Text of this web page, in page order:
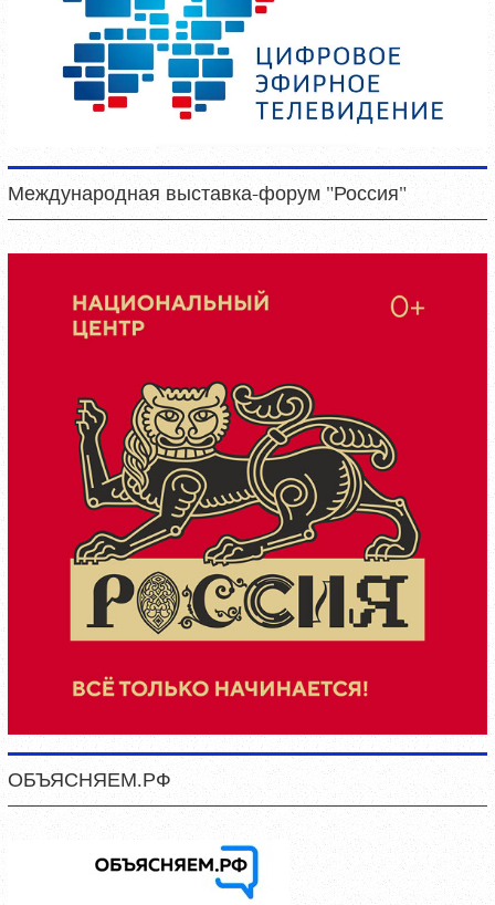
Международная выставка-форум "Россия"
ОБЪЯСНЯЕМ.РФ